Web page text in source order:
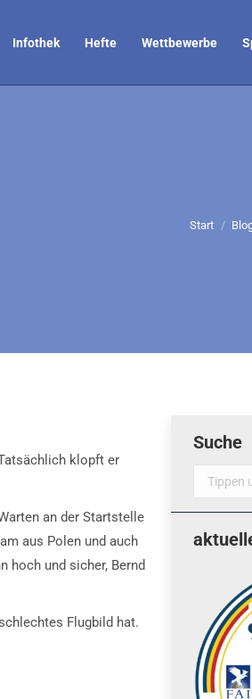
Infothek Hefte Wettbewerbe
Sie
Start
klopft er
an der Startstelle
aus Polen und auch
hoch und sicher, Bernd
Flugbild hat.
Suche
Suche